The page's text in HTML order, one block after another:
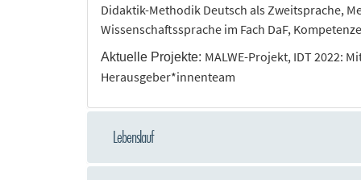
Didaktik-Methodik Deutsch als Zweitsprache,
Wissenschaftssprache im Fach DaF,
Aktuelle Projekte: MALWE-Projekt, IDT 2022:
Herausgeber*innenteam
Lebenslauf